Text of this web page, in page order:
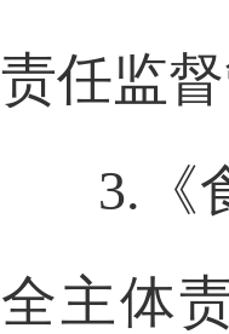
责任监
3.《
全主体